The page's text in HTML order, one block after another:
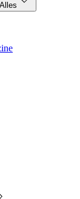
Alles